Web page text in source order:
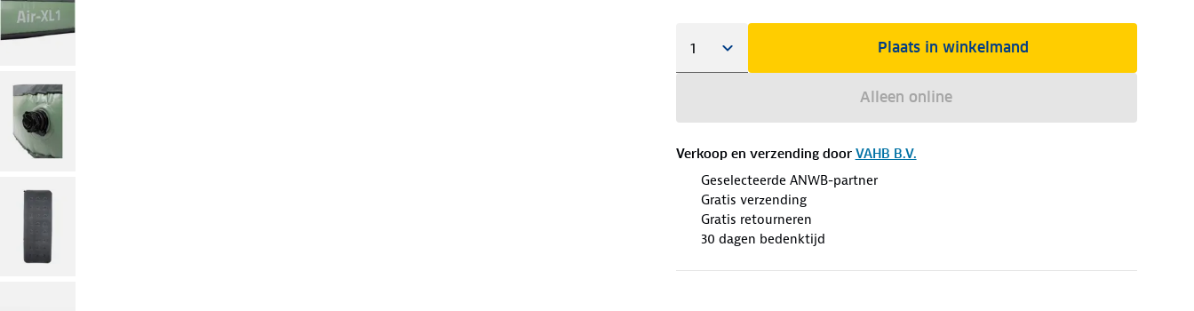
Plaats in winkelmand
Alleen online
Verkoop en verzending door VAHB B.V.
Geselecteerde ANWB-partner
Gratis verzending
Gratis retourneren
30 dagen bedenktijd